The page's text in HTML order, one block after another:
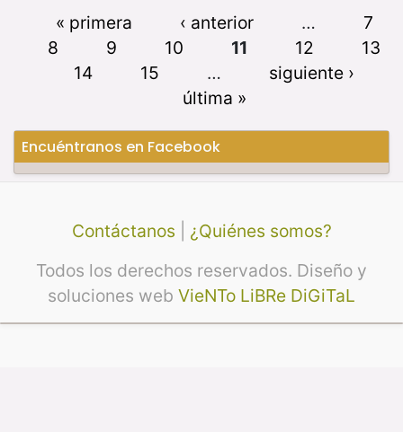
« primera ‹ anterior …
7
8
9 10 11 12
13
14
15 …
siguiente ›
última »
Encuéntranos en Facebook
Contáctanos
¿Quiénes somos?
Todos los derechos reservados. Diseño y
soluciones web VieNTo LiBRe DiGiTaL